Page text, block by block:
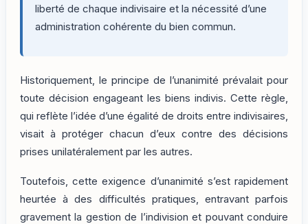
liberté de chaque indivisaire et la nécessité d’une
administration cohérente du bien commun.
Historiquement, le principe de l’unanimité prévalait pour
toute décision engageant les biens indivis. Cette règle,
qui reflète l’idée d’une égalité de droits entre indivisaires,
visait à protéger chacun d’eux contre des décisions
prises unilatéralement par les autres.
Toutefois, cette exigence d’unanimité s’est rapidement
heurtée à des difficultés pratiques, entravant parfois
gravement la gestion de l’indivision et pouvant conduire